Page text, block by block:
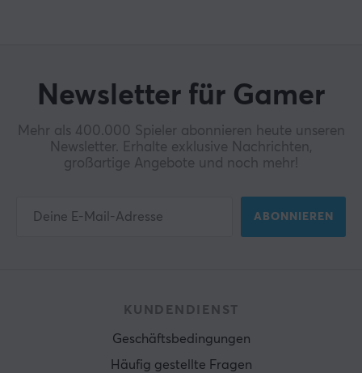
Newsletter für Gamer
Mehr als 400.000 Spieler abonnieren heute unseren
Newsletter. Erhalte exklusive Nachrichten,
großartige Angebote und noch mehr!
ABONNIEREN
KUNDENDIENST
Geschäftsbedingungen
Häufig gestellte Fragen